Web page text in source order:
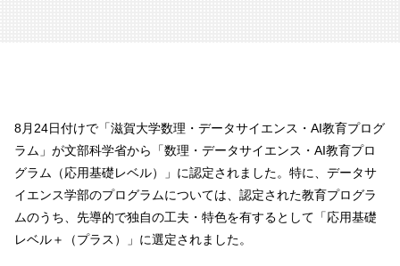
8月24日付けで「滋賀大学数理・データサイエンス・AI教育プログ
ラム」が文部科学省から「数理・データサイエンス・AI教育プロ
グラム（応用基礎レベル）」に認定されました。特に、データサ
イエンス学部のプログラムについては、認定された教育プログラ
ムのうち、先導的で独自の工夫・特色を有するとして「応用基礎
レベル＋（プラス）」に選定されました。